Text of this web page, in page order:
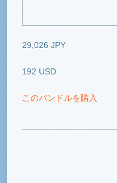
29,026 JPY
192 USD
このバンドルを購入